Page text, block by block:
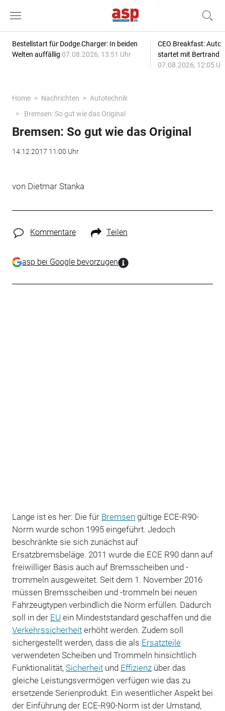
Bestellstart für Dodge Charger: In beiden
Welten auffällig 07.08.2026, 13:51 Uhr
CEO Breakfast:
startet mit Bertrand
07.08.2026, 12:05
Home Nachrichten
Autotechnik
Bremsen: So gut wie das Original
Bremsen: So gut wie das Original
14.12.2017 11:00 Uhr
von Dietmar Stanka
Kommentare Teilen
asp bei Google bevorzugen
Lange ist es her: Die für Bremsen gültige ECE-R90-
Norm wurde schon 1995 eingeführt. Jedoch
beschränkte sie sich zunächst auf
Ersatzbremsbeläge. 2011 wurde die ECE R90 dann auf
freiwilliger Basis auch auf Bremsscheiben und -
trommeln ausgeweitet. Seit dem 1. November 2016
müssen Bremsscheiben und -trommeln bei neuen
Fahrzeugtypen verbindlich die Norm erfüllen. Dadurch
soll in der EU ein Mindeststandard geschaffen und die
Verkehrssicherheiterhöht werden. Zudem soll
sichergestellt werden, dass die als Ersatzteile
verwendeten Scheiben und Trommeln hinsichtlich
Funktionalität, Sicherheitund Effizienzüber das
gleiche Leistungsvermögen verfügen wie das zu
ersetzende Serienprodukt. Ein wesentlicher Aspekt bei
der Einführung der ECE-R90-Norm ist der Umstand,